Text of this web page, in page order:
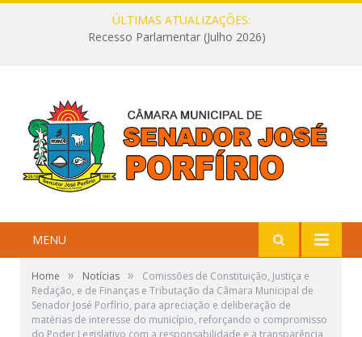
ÚLTIMAS ATUALIZAÇÕES:
Recesso Parlamentar (Julho 2026)
MENU
Home » Notícias »
Comissões de Constituição, Justiça e
Redação, e de Finanças e Tributação da Câmara Municipal de
Senador José Porfírio, para apreciação e deliberação de
matérias de interesse do município, reforçando o compromisso